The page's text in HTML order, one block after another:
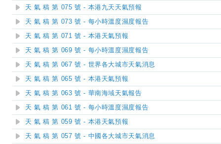
天 氣 稿 第 075 號 - 本港九天天氣預報
天 氣 稿 第 073 號 - 每小時溫度濕度報告
天 氣 稿 第 071 號 - 本港天氣預報
天 氣 稿 第 069 號 - 每小時溫度濕度報告
天 氣 稿 第 067 號 - 世界各大城市天氣消息
天 氣 稿 第 065 號 - 本港天氣預報
天 氣 稿 第 063 號 - 華南海域天氣報告
天 氣 稿 第 061 號 - 每小時溫度濕度報告
天 氣 稿 第 059 號 - 本港天氣預報
天 氣 稿 第 057 號 - 中國各大城市天氣消息